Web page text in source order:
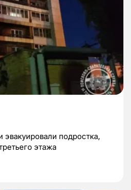
эвакуировали подростка,
этажа